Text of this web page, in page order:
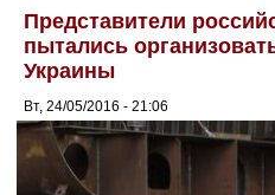
Представители
пытались
Украины
Вт, 24/05/2016 - 21:06